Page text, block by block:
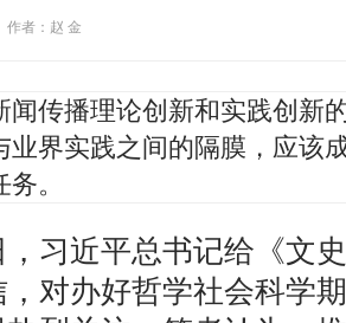
作者：赵 金
闻传播理论创新和实践创新
业界实践之间的隔膜，应该
。
近平总书记给《文史
对办好哲学社会科学